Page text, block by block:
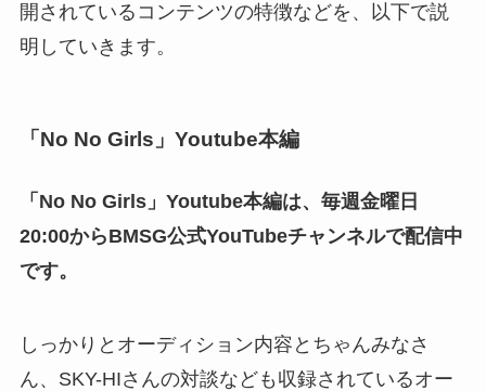
開されているコンテンツの特徴などを、以下で説
明していきます。
「No No Girls」Youtube本編
「No No Girls」Youtube本編は、毎週金曜日
20:00からBMSG公式YouTubeチャンネルで配信中
です。
しっかりとオーディション内容とちゃんみなさ
ん、SKY-HIさんの対談なども収録されているオー